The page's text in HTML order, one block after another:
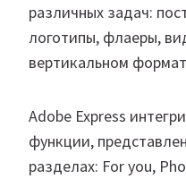
различных задач:
логотипы, флаеры,
вертикальном
Adobe Express
функции,
разделах: For you,